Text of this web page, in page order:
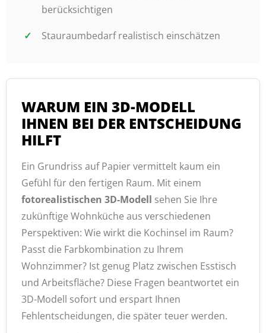
berücksichtigen
Stauraumbedarf realistisch einschätzen
WARUM EIN 3D-MODELL
IHNEN BEI DER ENTSCHEIDUNG
HILFT
Ein Grundriss auf Papier vermittelt kaum ein
Gefühl für den fertigen Raum. Mit einem
fotorealistischen 3D-Modell sehen Sie Ihre
zukünftige Wohnküche aus verschiedenen
Perspektiven: Wie wirkt die Kochinsel im Raum?
Passt die Farbkombination zu Ihrem
Wohnzimmer? Ist genug Platz zwischen Esstisch
und Arbeitsfläche? Diese Fragen beantwortet ein
3D-Modell sofort und erspart Ihnen
Fehlentscheidungen, die später teuer werden.